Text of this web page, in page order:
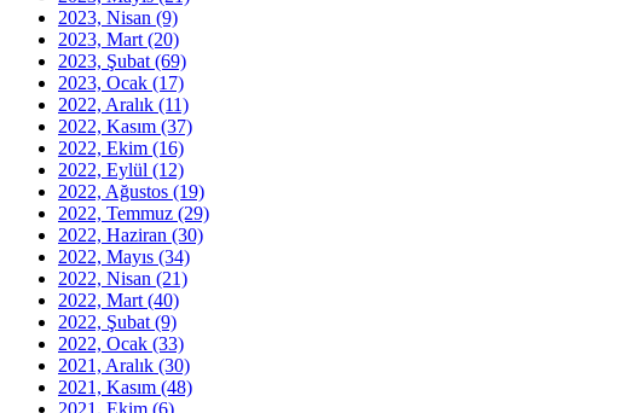
2023, Nisan (9)
2023, Mart (20)
2023, Şubat (69)
2023, Ocak (17)
2022, Aralık (11)
2022, Kasım (37)
2022, Ekim (16)
2022, Eylül (12)
2022, Ağustos (19)
2022, Temmuz (29)
2022, Haziran (30)
2022, Mayıs (34)
2022, Nisan (21)
2022, Mart (40)
2022, Şubat (9)
2022, Ocak (33)
2021, Aralık (30)
2021, Kasım (48)
2021, Ekim (6)